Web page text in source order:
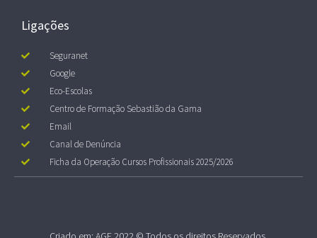
Ligações
Seguranet
Google
Eco-Escolas
Centro de Formação Sebastião da Gama
Email
Canal de Denúncia
Ficha da Operação Cursos Profissionais 2025/2026